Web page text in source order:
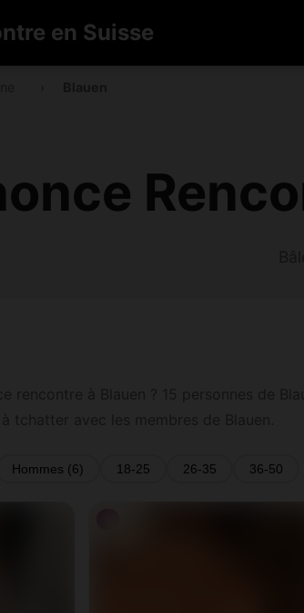
en Suisse
Hommes (6) 18-25 26-35 36-50